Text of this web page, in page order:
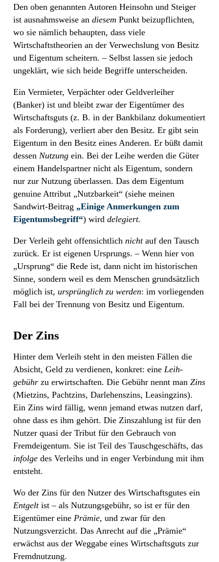
Den oben genannten Autoren Heinsohn und Steiger
ist ausnahmsweise an diesem Punkt beizupflichten,
wo sie nämlich behaupten, dass viele
Wirtschaftstheorien an der Verwechslung von Besitz
und Eigentum scheitern. – Selbst lassen sie jedoch
ungeklärt, wie sich beide Begriffe unterscheiden.
Ein Vermieter, Verpächter oder Geldverleiher
(Banker) ist und bleibt zwar der Eigentümer des
Wirtschaftsguts (z. B. in der Bankbilanz dokumentiert
als Forderung), verliert aber den Besitz. Er gibt sein
Eigentum in den Besitz eines Anderen. Er büßt damit
dessen Nutzung ein. Bei der Leihe werden die Güter
einem Handelspartner nicht als Eigentum, sondern
nur zur Nutzung überlassen. Das dem Eigentum
genuine Attribut „Nutzbarkeit“ (siehe meinen
Sandwirt-Beitrag „Einige Anmerkungen zum
Eigentumsbegriff“) wird delegiert.
Der Verleih geht offensichtlich nichtauf den Tausch
zurück. Er ist eigenen Ursprungs. – Wenn hier von
„Ursprung“ die Rede ist, dann nicht im historischen
Sinne, sondern weil es dem Menschen grundsätzlich
möglich ist, ursprünglich zu werden: im vorliegenden
Fall bei der Trennung von Besitz und Eigentum.
Der Zins
Hinter dem Verleih steht in den meisten Fällen die
Absicht, Geld zu verdienen, konkret: eine Leih-
gebühr zu erwirtschaften. Die Gebühr nennt man Zins
(Mietzins, Pachtzins, Darlehenszins, Leasingzins).
Ein Zins wird fällig, wenn jemand etwas nutzen darf,
ohne dass es ihm gehört. Die Zinszahlung ist für den
Nutzer quasi der Tribut für den Gebrauch von
Fremdeigentum. Sie ist Teil des Tauschgeschäfts, das
infolge des Verleihs und in enger Verbindung mit ihm
entsteht.
Wo der Zins für den Nutzer des Wirtschaftsgutes ein
Entgelt ist – als Nutzungsgebühr, so ist er für den
Eigentümer eine Prämie, und zwar für den
Nutzungsverzicht. Das Anrecht auf die „Prämie“
erwächst aus der Weggabe eines Wirtschaftsguts zur
Fremdnutzung.